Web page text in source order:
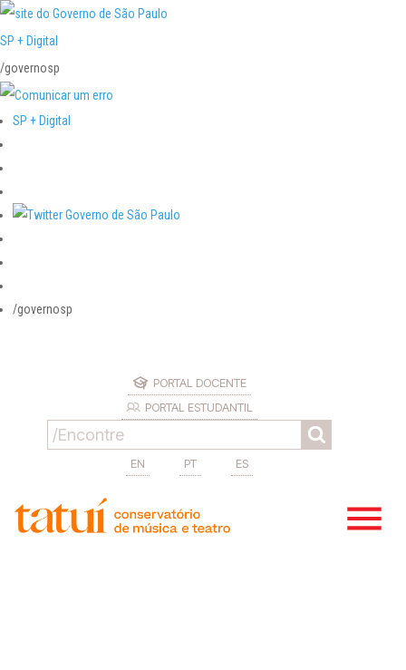
SP + Digital
/governosp
SP + Digital
/governosp
PORTAL DOCENTE
PORTAL ESTUDANTIL
EN PT ES